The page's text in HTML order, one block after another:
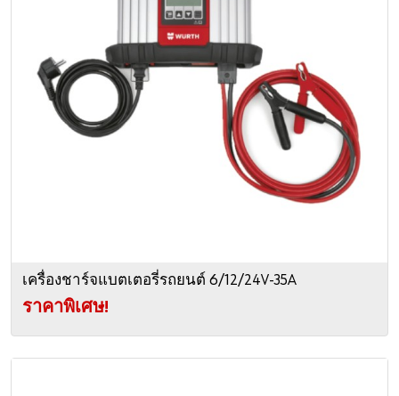
เครื่องชาร์จแบตเตอรี่รถยนต์ 6/12/24V-35A
ราคาพิเศษ!